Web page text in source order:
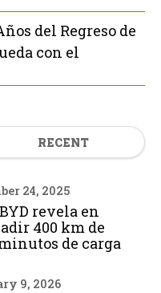
del Regreso de
con el
RECENT
24, 2025
revela en
400 km de
de carga
9, 2026